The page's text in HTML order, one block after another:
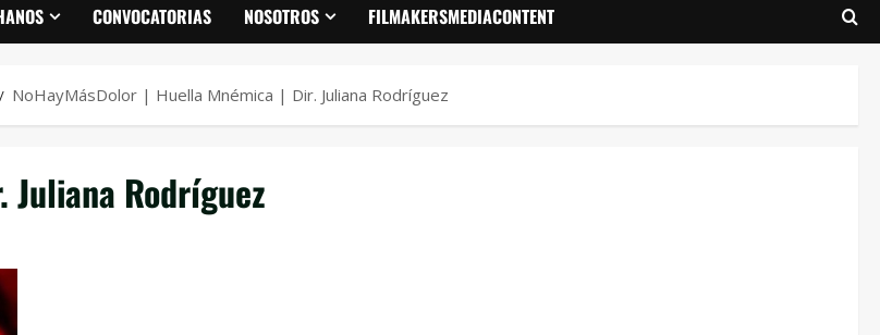
CONVOCATORIAS NOSOTROS FILMAKERSMEDIACONTENT
NoHayMásDolor | Huella Mnémica | Dir. Juliana Rodríguez
Juliana Rodríguez